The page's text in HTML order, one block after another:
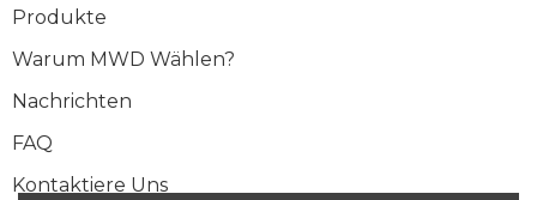
Produkte
Warum MWD Wählen?
Nachrichten
FAQ
Kontaktiere Uns